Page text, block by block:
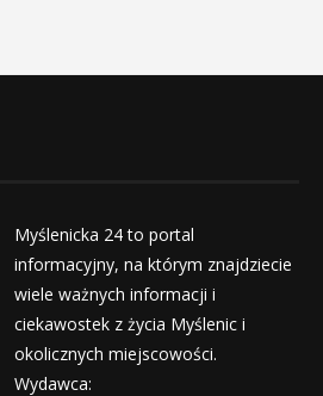
Myślenicka 24 to portal
informacyjny, na którym znajdziecie
wiele ważnych informacji i
ciekawostek z życia Myślenic i
okolicznych miejscowości.
Wydawca: